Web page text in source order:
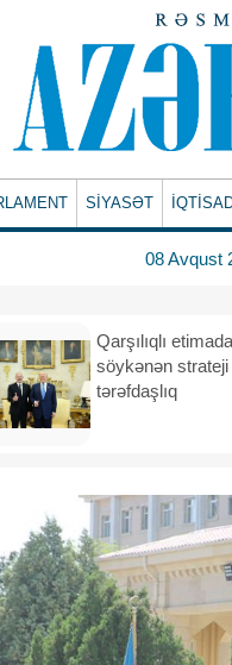
SİYASƏT
08 Avqust
Qarşılıqlı etimada
söykənən strateji
tərəfdaşlıq